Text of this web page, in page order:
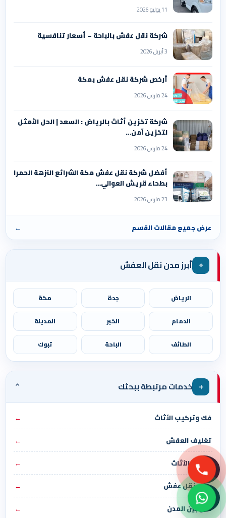
11 يوليو 2026
شركة نقل عفش بالباحة – أسعار تنافسية
3 أبريل 2026
أرخص شركة نقل عفش بمكة
24 مارس 2026
شركة تخزين أثاث بالرياض : السعد | الحل الأمثل
لتخزين آمن…
24 مارس 2026
أفضل شركة نقل عفش مكة الشرائع النزهة الحمرا
بطحاء قريش العوالي…
23 مارس 2026
عرض جميع مقالات القسم ←
⌖ أبرز مدن نقل العفش
الرياض جدة مكة
الدمام الخبر المدينة
الطائف الباحة تبوك
＋ خدمات مرتبطة ببحثك ⌄
فك وتركيب الأثاث
←
تغليف العفش
←
تخزين الأثاث
←
دباب نقل عفش
←
نقل بين المدن
←